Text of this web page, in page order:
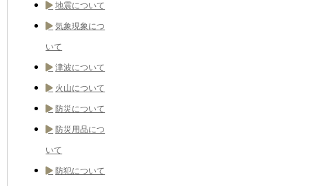
地震について
気象現象につ
いて
津波について
火山について
防災について
防災用品につ
いて
防犯について